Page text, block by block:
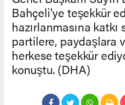
Bahçeli'ye teşekkür
hazırlanmasına
partilere, paydaşlara
herkese teşekkür
konuştu. (DHA)